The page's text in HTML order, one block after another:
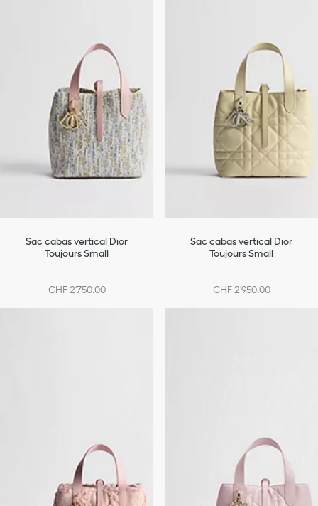
Sac cabas vertical Dior
Toujours Small
CHF 2'750.00
Sac cabas vertical Dior
Toujours Small
CHF 2'950.00